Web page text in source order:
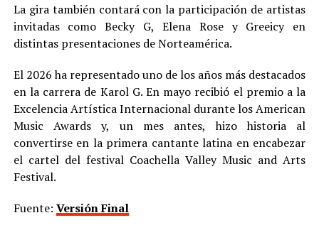
La gira también contará con la participación de artistas
invitadas como Becky G, Elena Rose y Greeicy en
distintas presentaciones de Norteamérica.
El 2026 ha representado uno de los años más destacados
en la carrera de Karol G. En mayo recibió el premio a la
Excelencia Artística Internacional durante los American
Music Awards y, un mes antes, hizo historia al
convertirse en la primera cantante latina en encabezar
el cartel del festival Coachella Valley Music and Arts
Festival.
Fuente: Versión Final